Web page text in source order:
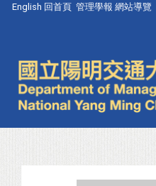
English 回首頁 管理學報 網站導覽